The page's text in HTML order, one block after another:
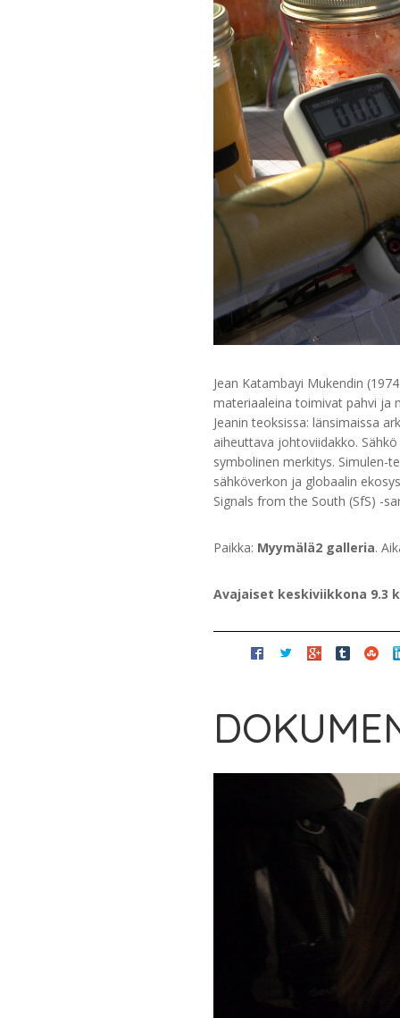
Jean Katambayi Mukendin
materiaaleina toimivat pahvi ja
Jeanin teoksissa: länsimaissa
aiheuttava johtoviidakko.
symbolinen merkitys. Simulen-
sähköverkon ja globaalin
Signals from the South (SfS) -
Paikka: Myymälä2 galleria.
Avajaiset keskiviikkona 9.3